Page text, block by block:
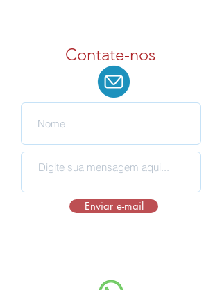
Contate-nos
Enviar e-mail